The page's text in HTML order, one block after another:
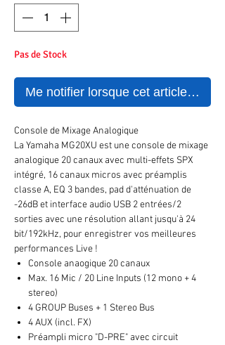
Pas de Stock
Me notifier lorsque cet article est
Console de Mixage Analogique
La Yamaha MG20XU est une console de mixage
analogique 20 canaux avec multi-effets SPX
intégré, 16 canaux micros avec préamplis
classe A, EQ 3 bandes, pad d'atténuation de
-26dB et interface audio USB 2 entrées/2
sorties avec une résolution allant jusqu'à 24
bit/192kHz, pour enregistrer vos meilleures
performances Live !
Console anaogique 20 canaux
Max. 16 Mic / 20 Line Inputs (12 mono + 4
stereo)
4 GROUP Buses + 1 Stereo Bus
4 AUX (incl. FX)
Préampli micro "D-PRE" avec circuit